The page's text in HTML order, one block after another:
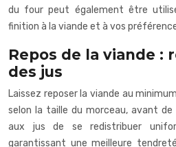
du four peut également être
finition à la viande et à vos
Repos de la viande :
des jus
Laissez reposer la viande au
selon la taille du morceau, avant de
aux jus de se redistribuer
garantissant une meilleure